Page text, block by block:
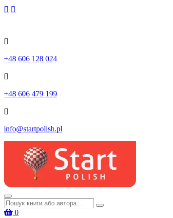
Skip
+48 606 128 024
+48 606 479 199
info@startpolish.pl
Шукати:
0